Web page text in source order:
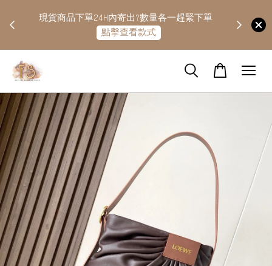
現貨商品下單24H內寄出?數量各一趕緊下單
點擊查看款式